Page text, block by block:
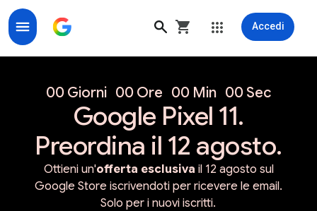
Accedi
00 Giorni 00 Ore 00 Min 00 Sec
Google Pixel 11.
Preordina il 12 agosto.
Ottieni un'offerta esclusiva il 12 agosto sul
Google Store iscrivendoti per ricevere le email.
Solo per i nuovi iscritti.